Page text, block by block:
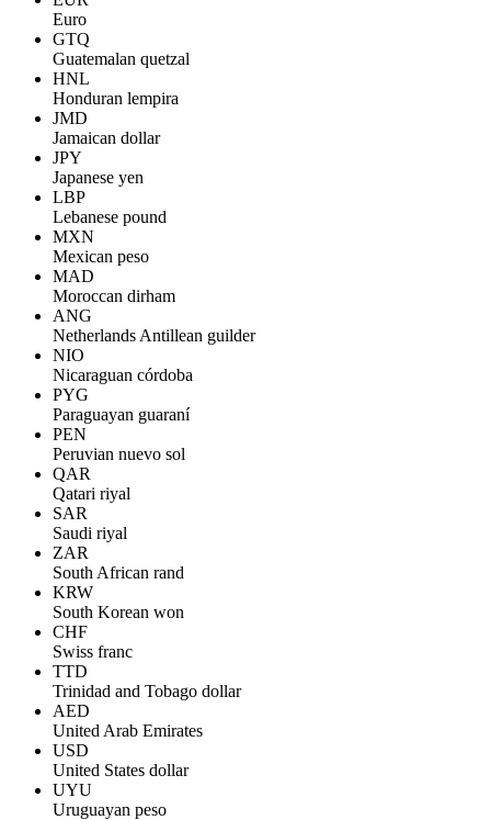
Euro
GTQ
Guatemalan quetzal
HNL
Honduran lempira
JMD
Jamaican dollar
JPY
Japanese yen
LBP
Lebanese pound
MXN
Mexican peso
MAD
Moroccan dirham
ANG
Netherlands Antillean guilder
NIO
Nicaraguan córdoba
PYG
Paraguayan guaraní
PEN
Peruvian nuevo sol
QAR
Qatari riyal
SAR
Saudi riyal
ZAR
South African rand
KRW
South Korean won
CHF
Swiss franc
TTD
Trinidad and Tobago dollar
AED
United Arab Emirates
USD
United States dollar
UYU
Uruguayan peso